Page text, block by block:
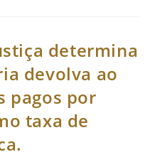
determina
devolva ao
pagos por
taxa de